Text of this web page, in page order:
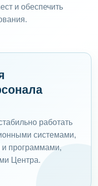
и обеспечить
работать
системами,
и программами,
Центра.